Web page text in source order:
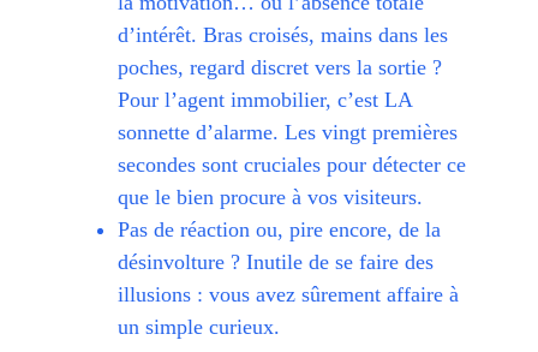
d’intérêt. Bras croisés, mains dans les
poches, regard discret vers la sortie ?
Pour l’agent immobilier, c’est LA
sonnette d’alarme. Les vingt premières
secondes sont cruciales pour détecter ce
que le bien procure à vos visiteurs.
Pas de réaction ou, pire encore, de la
désinvolture ? Inutile de se faire des
illusions : vous avez sûrement affaire à
un simple curieux.